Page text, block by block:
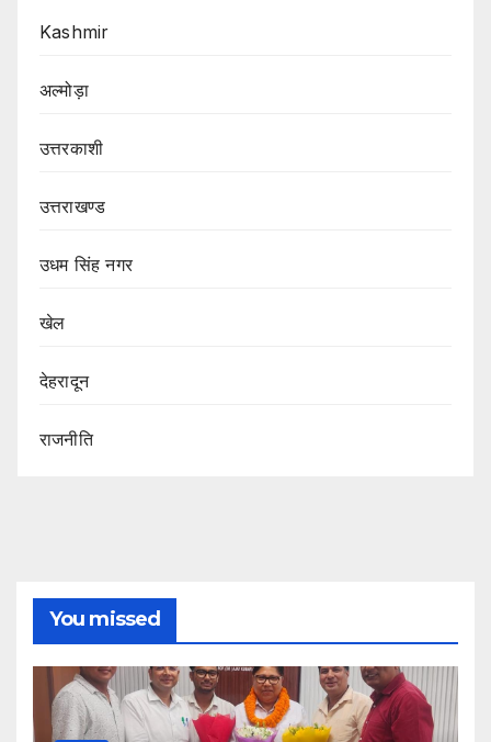
Kashmir
अल्मोड़ा
उत्तरकाशी
उत्तराखण्ड
उधम सिंह नगर
खेल
देहरादून
राजनीति
You missed